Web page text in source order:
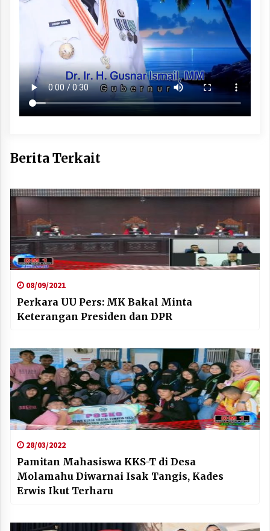
Berita Terkait
08/09/2021
Perkara UU Pers: MK Bakal Minta
Keterangan Presiden dan DPR
28/03/2022
Pamitan Mahasiswa KKS-T di Desa
Molamahu Diwarnai Isak Tangis, Kades
Erwis Ikut Terharu